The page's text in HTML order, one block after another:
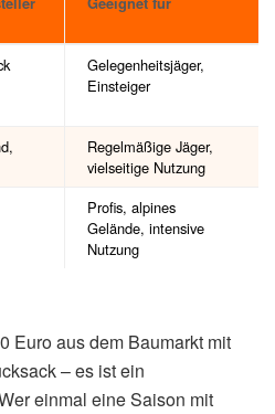
Gelegenheitsjäger,
Einsteiger
Regelmäßige Jäger,
vielseitige Nutzung
Profis, alpines
Gelände, intensive
Nutzung
Euro aus dem Baumarkt mit
– es ist ein
einmal eine Saison mit